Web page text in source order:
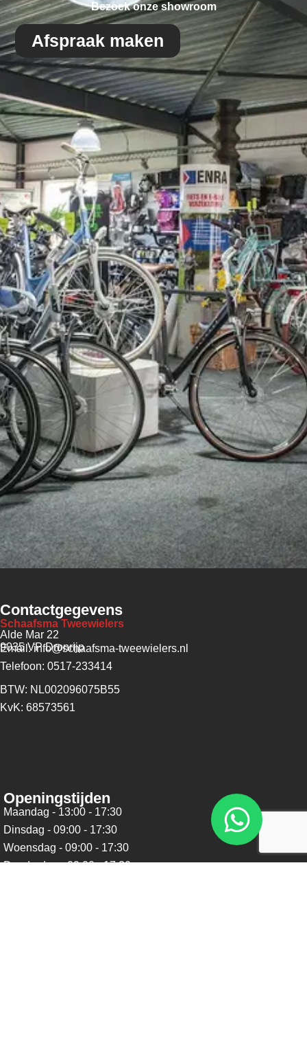
Bezoek onze showroom
Afspraak maken
Contactgegevens
Schaafsma Tweewielers
Alde Mar 22
9035 VP Dronrijp
Email: info@schaafsma-tweewielers.nl
Telefoon: 0517-233414
BTW: NL002096075B55
KvK: 68573561
Openingstijden
Maandag - 13:00 - 17:30
Dinsdag - 09:00 - 17:30
Woensdag - 09:00 - 17:30
Donderdag - 09:00 - 17:30